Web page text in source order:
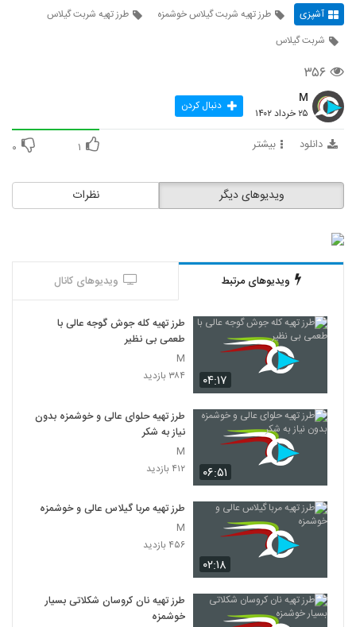
آشپزی طرز تهیه شربت گیلاس خوشمزه
طرز تهیه شربت گیلاس
شربت گیلاس
۳۵۶
M
۲۵ خرداد ۱۴۰۲ دنبال کردن
دانلود بیشتر ۱ ۰
نظرات ویدیوهای دیگر
ویدیوهای مرتبط ویدیوهای کانال
۰۴:۱۷
طرز تهیه کله جوش گوجه عالی با
طعمی بی نظیر
M
۳۸۴ بازدید
۰۶:۵۱
طرز تهیه حلوای عالی و خوشمزه بدون
نیاز به شکر
M
۴۱۲ بازدید
۰۲:۱۸
طرز تهیه مربا گیلاس عالی و خوشمزه
M
۴۵۶ بازدید
طرز تهیه نان کروسان شکلاتی بسیار
خوشمزه